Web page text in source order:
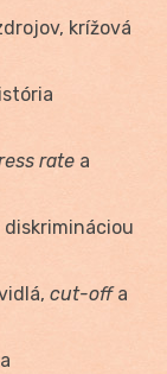
krížová
rate a
diskrimináciou
cut-offa